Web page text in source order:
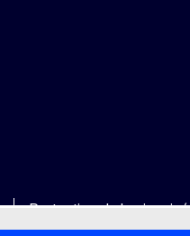
Protection de la vie